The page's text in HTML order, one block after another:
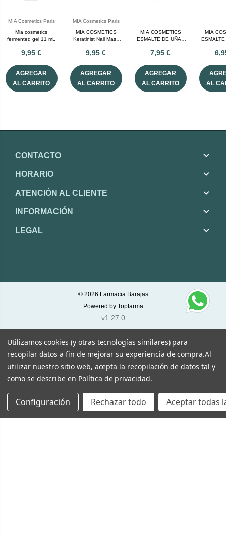
MIA Cosmetics Paris
Mia cosmetics
fermented gel 11 mL
9,95 €
AGREGAR
AL CARRITO
MIA Cosmetics Paris
MIA COSMETICS
Keratinist Nail Mask
9,95 €
AGREGAR
AL CARRITO
MIA COSMETICS
ESMALTE DE UÑAS
7,95 €
AGREGAR
AL CARRITO
MIA
AL
CONTACTO
HORARIO
ATENCIÓN AL CLIENTE
INFORMACIÓN
LEGAL
© 2026 Farmacia Barajas
Powered by Topfarma
v1.27.0
Utilizamos cookies (y otras tecnologías similares) para
recopilar datos a fin de mejorar su experiencia de compra.Al
utilizar nuestro sitio web, acepta la recopilación de datos tal y
como se describe en Política de privacidad.
Configuración Rechazar todo Aceptar todas